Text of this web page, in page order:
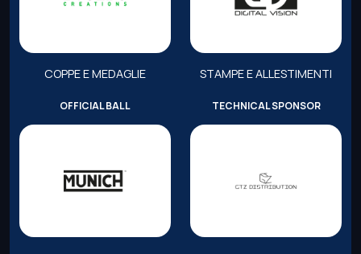
COPPE E MEDAGLIE STAMPE E ALLESTIMENTI
OFFICIAL BALL TECHNICAL SPONSOR